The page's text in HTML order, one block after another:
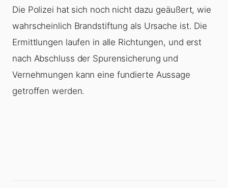
Die Polizei hat sich noch nicht dazu geäußert, wie
wahrscheinlich Brandstiftung als Ursache ist. Die
Ermittlungen laufen in alle Richtungen, und erst
nach Abschluss der Spurensicherung und
Vernehmungen kann eine fundierte Aussage
getroffen werden.